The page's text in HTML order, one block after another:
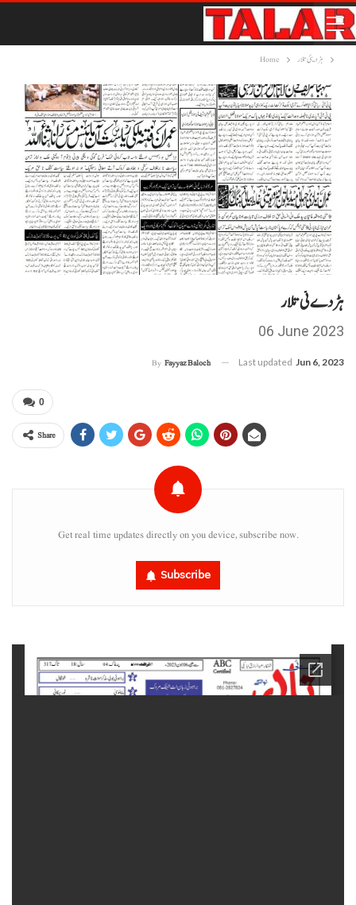
Home ہڑدیئی تلار
ہڑ دے ئی تلار
06 June 2023
By Fayyaz Baloch Last updated Jun 6, 2023
0
Share
Get real time updates directly on you device, subscribe now.
Subscribe